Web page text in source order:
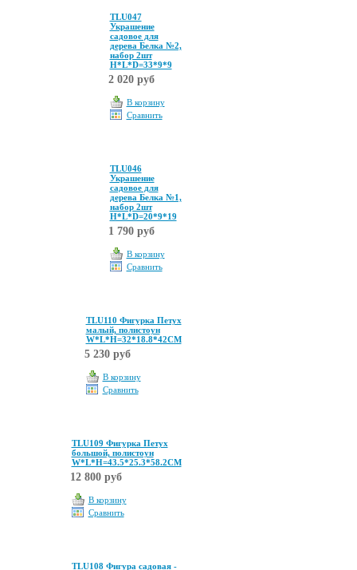
TLU047
Украшение
садовое для
дерева Белка №2,
набор 2шт
Н*L*D=33*9*9
2 020 руб
В корзину
Сравнить
TLU046
Украшение
садовое для
дерева Белка №1,
набор 2шт
Н*L*D=20*9*19
1 790 руб
В корзину
Сравнить
TLU110 Фигурка Петух
малый, полистоун
W*L*H=32*18.8*42CM
5 230 руб
В корзину
Сравнить
TLU109 Фигурка Петух
большой, полистоун
W*L*H=43.5*25.3*58.2CM
12 800 руб
В корзину
Сравнить
TLU108 Фигура садовая -